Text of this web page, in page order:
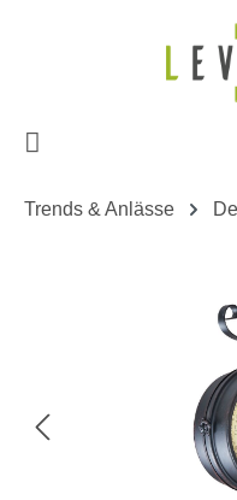
Zum Hauptinhalt springen
Trends & Anlässe
Bildergalerie